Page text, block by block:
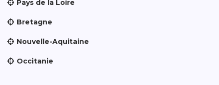
Pays de la Loire
Bretagne
Nouvelle-Aquitaine
Occitanie